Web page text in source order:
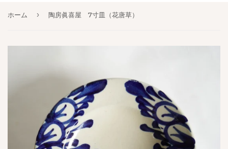
ホーム › 陶房眞喜屋 7寸皿（花唐草）